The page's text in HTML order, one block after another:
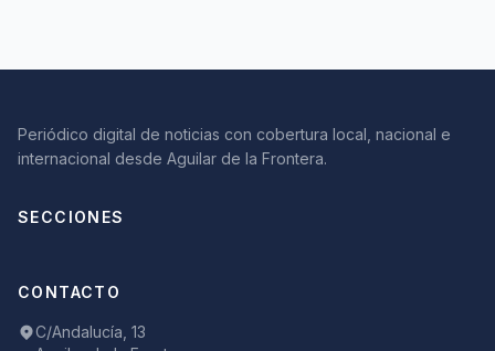
Periódico digital de noticias con cobertura local, nacional e
internacional desde Aguilar de la Frontera.
SECCIONES
CONTACTO
C/Andalucía, 13